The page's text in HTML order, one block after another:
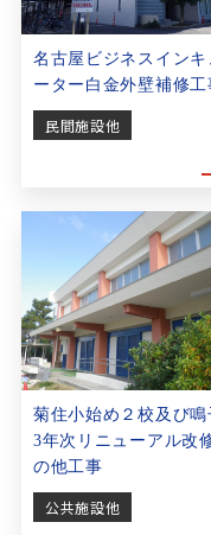
名古屋ビジネスインキ
ーター白金外壁補修工
民間施設他
菊住小始め２校及び鳴
3年次リニューアル改
の他工事
公共施設他